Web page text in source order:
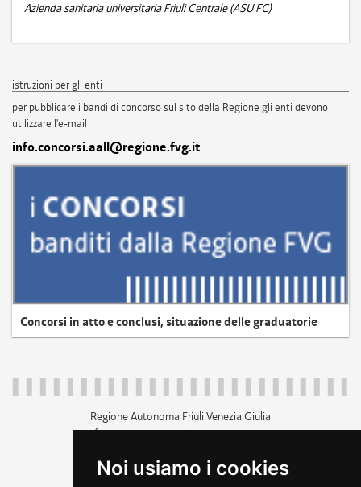
Noi usiamo i cookies
Azienda sanitaria universitaria Friuli Centrale (ASU FC)
istruzioni per gli enti
per pubblicare i bandi di concorso sul sito della Regione gli enti devono
utilizzare l'e-mail
info.concorsi.aall@regione.fvg.it
Concorsi in atto e conclusi, situazione delle graduatorie
Regione Autonoma Friuli Venezia Giulia
c.f. 80014930327; p.iva 00526040324
+39 040 3771111